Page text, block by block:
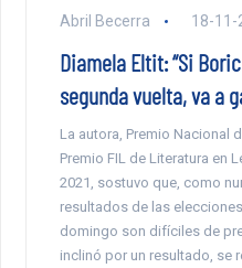
Abril Becerra 18-11-
Diamela Eltit: “Si
segunda vuelta, va a
La autora, Premio Nacional
Premio FIL de Literatura en
2021, sostuvo que, como
resultados de las
domingo son difíciles de
inclinó por un resultado, se